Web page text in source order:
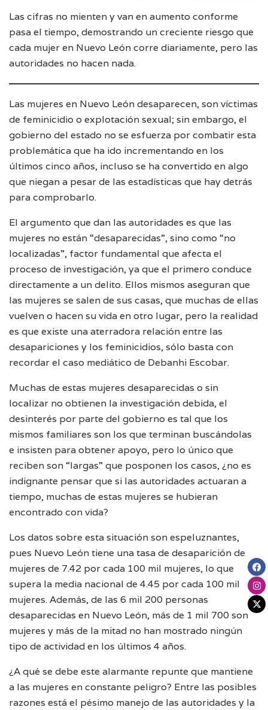
Las cifras no mienten y van en aumento conforme
pasa el tiempo, demostrando un creciente riesgo que
cada mujer en Nuevo León corre diariamente, pero las
autoridades no hacen nada.
Las mujeres en Nuevo León desaparecen, son víctimas
de feminicidio o explotación sexual; sin embargo, el
gobierno del estado no se esfuerza por combatir esta
problemática que ha ido incrementando en los
últimos cinco años, incluso se ha convertido en algo
que niegan a pesar de las estadísticas que hay detrás
para comprobarlo.
El argumento que dan las autoridades es que las
mujeres no están “desaparecidas”, sino como “no
localizadas”, factor fundamental que afecta el
proceso de investigación, ya que el primero conduce
directamente a un delito. Ellos mismos aseguran que
las mujeres se salen de sus casas, que muchas de ellas
vuelven o hacen su vida en otro lugar, pero la realidad
es que existe una aterradora relación entre las
desapariciones y los feminicidios, sólo basta con
recordar el caso mediático de Debanhi Escobar.
Muchas de estas mujeres desaparecidas o sin
localizar no obtienen la investigación debida, el
desinterés por parte del gobierno es tal que los
mismos familiares son los que terminan buscándolas
e insisten para obtener apoyo, pero lo único que
reciben son “largas” que posponen los casos, ¿no es
indignante pensar que si las autoridades actuaran a
tiempo, muchas de estas mujeres se hubieran
encontrado con vida?
Los datos sobre esta situación son espeluznantes,
pues Nuevo León tiene una tasa de desaparición de
mujeres de 7.42 por cada 100 mil mujeres, lo que
supera la media nacional de 4.45 por cada 100 mil
mujeres. Además, de las 6 mil 200 personas
desaparecidas en Nuevo León, más de 1 mil 700 son
mujeres y más de la mitad no han mostrado ningún
tipo de actividad en los últimos 4 años.
¿A qué se debe este alarmante repunte que mantiene
a las mujeres en constante peligro? Entre las posibles
razones está el pésimo manejo de las autoridades y la